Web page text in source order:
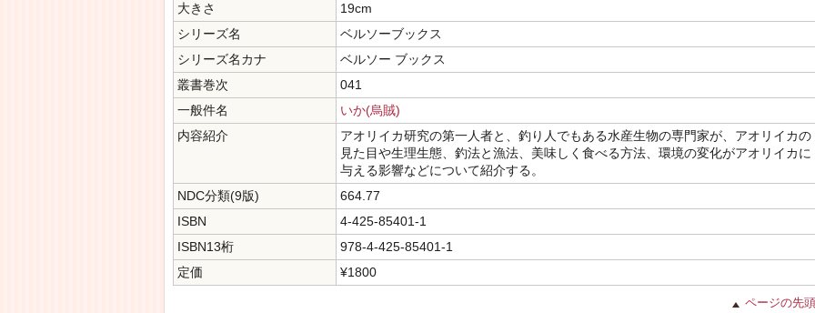
大きさ
19cm
シリーズ名
ベルソーブックス
シリーズ名カナ
ベルソー ブックス
叢書巻次
041
一般件名
いか(烏賊)
内容紹介
アオリイカ研究の第一人者と、釣り人でもある水産生物の専門家が、アオリイカの
見た目や生理生態、釣法と漁法、美味しく食べる方法、環境の変化がアオリイカに
与える影響などについて紹介する。
NDC分類(9版)
664.77
ISBN
4-425-85401-1
ISBN13桁
978-4-425-85401-1
定価
¥1800
ページの先